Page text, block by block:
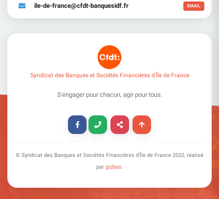
ile-de-france@cfdt-banquesidf.fr EMAIL
Syndicat des Banques et Sociétés Financières d'Île de France
S'engager pour chacun, agir pour tous.
© Syndicat des Banques et Sociétés Financières d'Île de France 2022, réalisé
par gizboo.